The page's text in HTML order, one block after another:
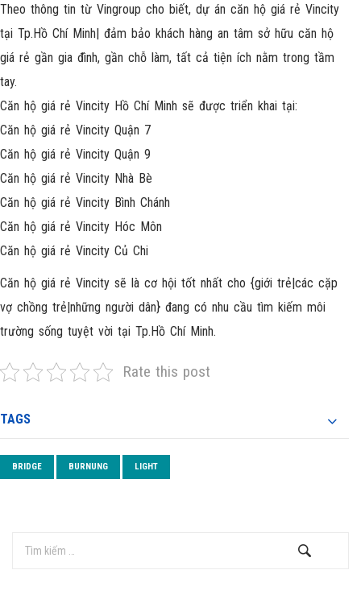
Theo thông tin từ Vingroup cho biết, dự án căn hộ giá rẻ Vincity
tại Tp.Hồ Chí Minh| đảm bảo khách hàng an tâm sở hữu căn hộ
giá rẻ gần gia đình, gần chỗ làm, tất cả tiện ích nằm trong tầm
tay.
Căn hộ giá rẻ Vincity Hồ Chí Minh sẽ được triển khai tại:
Căn hộ giá rẻ Vincity Quận 7
Căn hộ giá rẻ Vincity Quận 9
Căn hộ giá rẻ Vincity Nhà Bè
Căn hộ giá rẻ Vincity Bình Chánh
Căn hộ giá rẻ Vincity Hóc Môn
Căn hộ giá rẻ Vincity Củ Chi
Căn hộ giá rẻ Vincity sẽ là cơ hội tốt nhất cho {giới trẻ|các cặp
vợ chồng trẻ|những người dân} đang có nhu cầu tìm kiếm môi
trường sống tuyệt vời tại Tp.Hồ Chí Minh.
Rate this post
TAGS
BRIDGE BURNUNG LIGHT